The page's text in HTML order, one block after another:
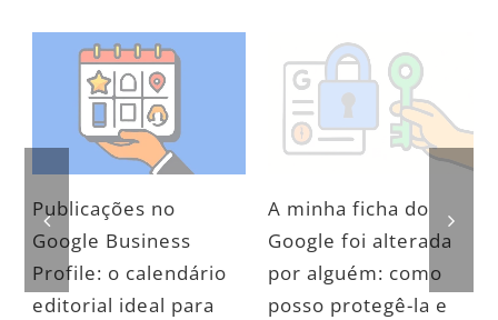
Publicações no
Google Business
Profile: o calendário
editorial ideal para
A minha ficha do
Google foi alterada
por alguém: como
posso protegê-la e